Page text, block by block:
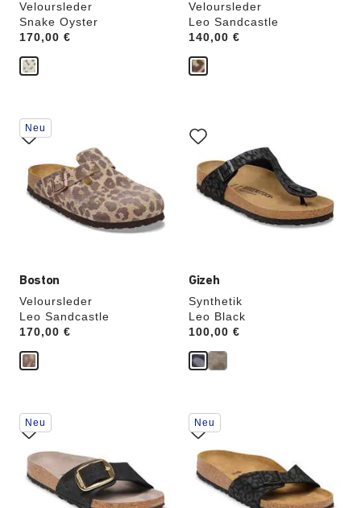
Veloursleder
Snake Oyster
Price:
170,00 €
Veloursleder
Leo Sandcastle
Price:
140,00 €
Boston
Veloursleder
Leo Sandcastle
Price:
170,00 €
Durch
Anklicken
der
Farben
werden
die
Produktbilder
aktualisiert.
Neu
Gizeh
Synthetik
Leo Black
Price:
100,00 €
Anklicken
der
Farben
werden
die
Produktbilder
aktualisiert.
Durch
Anklicken
der
Farben
werden
die
Produktbilder
Neu
Durch
Anklicken
der
Farben
werden
Produktbilder
Neu